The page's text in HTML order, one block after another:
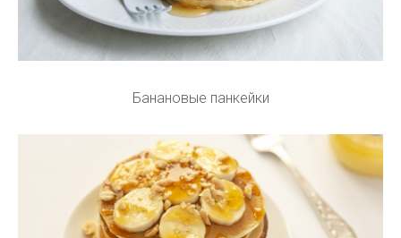
Банановые панкейки